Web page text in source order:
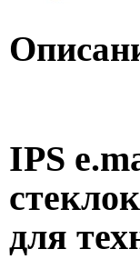
IPS
для